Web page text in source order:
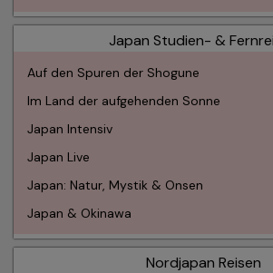
Japan Studien- &
Auf den Spuren der Shogune
Im Land der aufgehenden Sonne
Japan Intensiv
Japan Live
Japan: Natur, Mystik & Onsen
Japan & Okinawa
Nordjapan Reisen